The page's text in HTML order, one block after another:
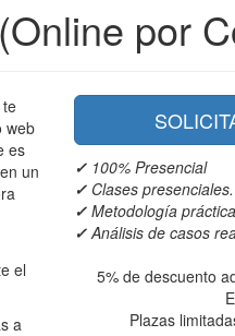
por
✓ 100% Presencial
✓ Clases presenciales.
✓ Metodología práctica
✓Análisis de casos
5% de descuento
Plazas
te
web
es
un
el
a